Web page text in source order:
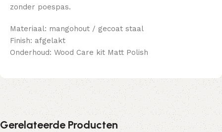
zonder poespas.
Materiaal: mangohout / gecoat staal
Finish: afgelakt
Onderhoud: Wood Care kit Matt Polish
Gerelateerde Producten